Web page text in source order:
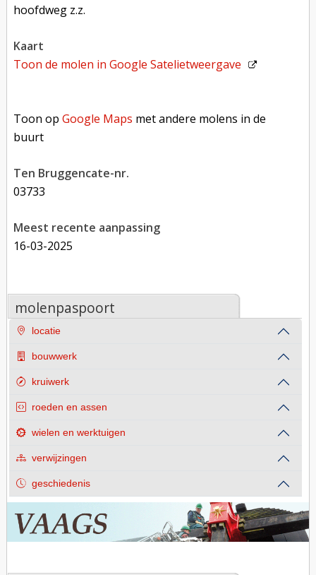
hoofdweg z.z.
kaart
Toon de molen inGoogle Satelietweergave
Toon opGoogle Maps met andere molens in de
buurt
Ten Bruggencate-nr.
03733
Meest recente aanpassing
16-03-2025
molenpaspoort
locatie
bouwwerk
kruiwerk
roeden en assen
wielen en werktuigen
verwijzingen
geschiedenis